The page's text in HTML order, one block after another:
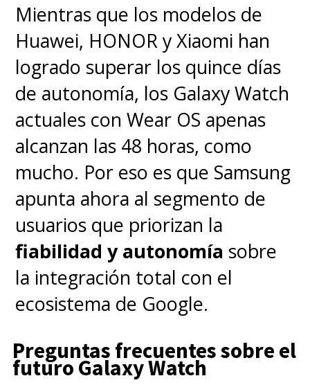
Mientras que los modelos de
Huawei, HONOR y Xiaomi han
logrado superar los quince días
de autonomía, los Galaxy Watch
actuales con Wear OS apenas
alcanzan las 48 horas, como
mucho. Por eso es que Samsung
apunta ahora al segmento de
usuarios que priorizan la
fiabilidad y autonomía sobre
la integración total con el
ecosistema de Google.
Preguntas frecuentes sobre el
futuro Galaxy Watch